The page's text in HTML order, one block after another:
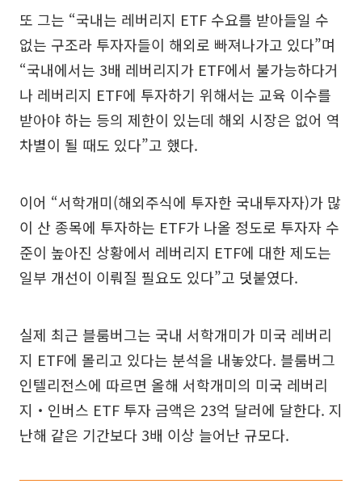
또 그는 “국내는 레버리지 ETF 수요를 받아들일 수
없는 구조라 투자자들이 해외로 빠져나가고 있다”며
“국내에서는 3배 레버리지가 ETF에서 불가능하다거
나 레버리지 ETF에 투자하기 위해서는 교육 이수를
받아야 하는 등의 제한이 있는데 해외 시장은 없어 역
차별이 될 때도 있다”고 했다.
이어 “서학개미(해외주식에 투자한 국내투자자)가 많
이 산 종목에 투자하는 ETF가 나올 정도로 투자자 수
준이 높아진 상황에서 레버리지 ETF에 대한 제도는
일부 개선이 이뤄질 필요도 있다”고 덧붙였다.
실제 최근 블룸버그는 국내 서학개미가 미국 레버리
지 ETF에 몰리고 있다는 분석을 내놓았다. 블룸버그
인텔리전스에 따르면 올해 서학개미의 미국 레버리
지‧인버스 ETF 투자 금액은 23억 달러에 달한다. 지
난해 같은 기간보다 3배 이상 늘어난 규모다.